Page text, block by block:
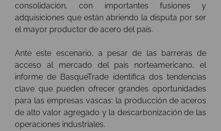
consolidación, con importantes fusiones y
adquisiciones que están abriendo la disputa por ser
el mayor productor de acero del país.
Ante este escenario, a pesar de las barreras de
acceso al mercado del país norteamericano, el
informe de BasqueTrade identifica dos tendencias
clave que pueden ofrecer grandes oportunidades
para las empresas vascas: la producción de aceros
de alto valor agregado y la descarbonización de las
operaciones industriales.